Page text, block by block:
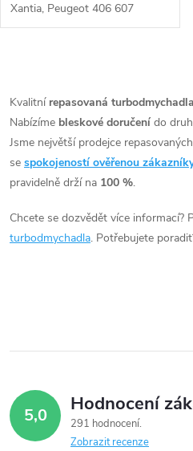
Xantia, Peugeot 406 607
2.0HDi 79kW 80kW.
v
l
á
a
v
k
Kvalitní repasovaná turbodmychadla
Nabízíme bleskové doručení do
Jsme největší prodejce
se spokojeností ověřenou
pravidelně drží na 100 %.
Chcete se dozvědět více informací?
turbodmychadla. Potřebujete
5,0 Hodnocení
291 hodnocení
Zobrazit recenze